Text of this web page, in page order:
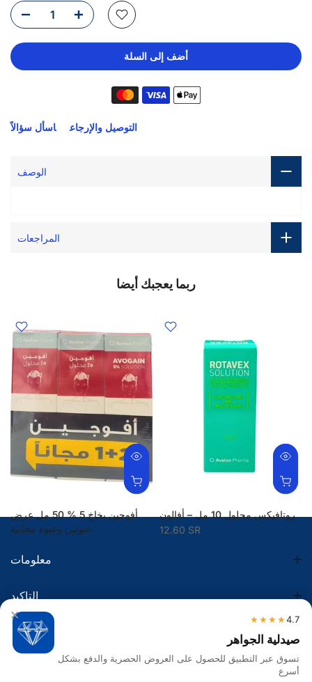
أضف إلى السلة
التوصيل والإرجاع اسأل سؤالاً
الوصف
المراجعات
ربما يعجبك أيضا
أفوجين بخاخ 5 % 50 مل عرض
عبوتين وعبوة مجانية
روتافيكس محلول 10 مل – أفالون
12.60 SR
معلومات
التاكيد
الضريبة
تواصل معنا
× 4.7
★★★★
صيدلية الجواهر
تسوق عبر التطبيق للحصول على العروض الحصرية والدفع بشكل
أسرع